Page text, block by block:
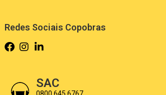
Redes Sociais Copobras
SAC